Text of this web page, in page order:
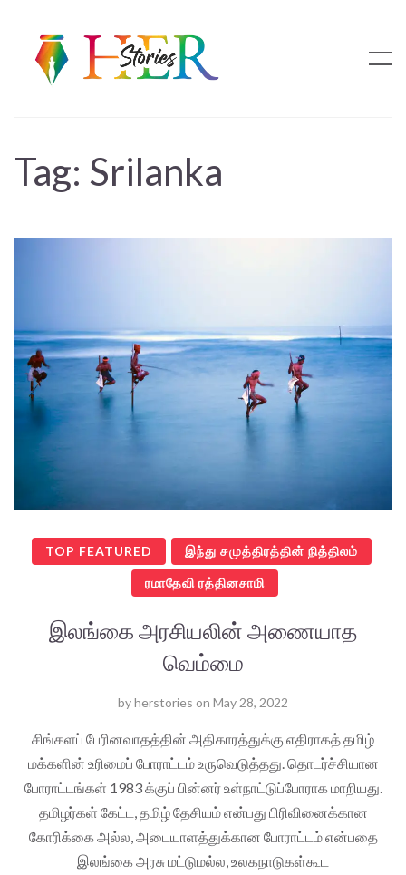
Tag: Srilanka
TOP FEATURED இந்து சமுத்திரத்தின் நித்திலம்
ரமாதேவி ரத்தினசாமி
இலங்கை அரசியலின் அணையாத
வெம்மை
byherstories on May 28, 2022
சிங்களப் பேரினவாதத்தின் அதிகாரத்துக்கு எதிராகத் தமிழ்
மக்களின் உரிமைப் போராட்டம் உருவெடுத்தது. தொடர்ச்சியான
போராட்டங்கள் 1983 க்குப் பின்னர் உள்நாட்டுப்போராக மாறியது.
தமிழர்கள் கேட்ட, தமிழ் தேசியம் என்பது பிரிவினைக்கான
கோரிக்கை அல்ல, அடையாளத்துக்கான போராட்டம் என்பதை
இலங்கை அரசு மட்டுமல்ல, உலகநாடுகள்கூட